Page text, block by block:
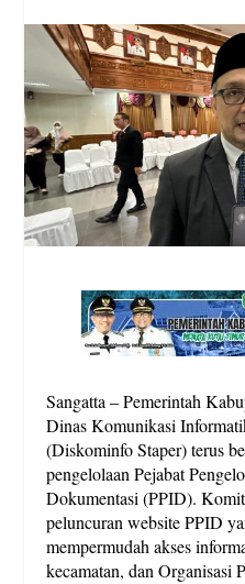
Sangatta – Pemerintah
Dinas Komunikasi
(Diskominfo Staper) terus
pengelolaan Pejabat
Dokumentasi (PPID).
peluncuran website PPID
mempermudah akses
kecamatan, dan Organisasi